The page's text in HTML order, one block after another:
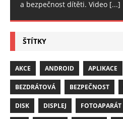
a bezpečnost dítěti. Video [...]
ŠTÍTKY
AKCE ANDROID APLIKACE
BEZDRÁTOVÁ BEZPEČNOST
DISK DISPLEJ FOTOAPARÁT